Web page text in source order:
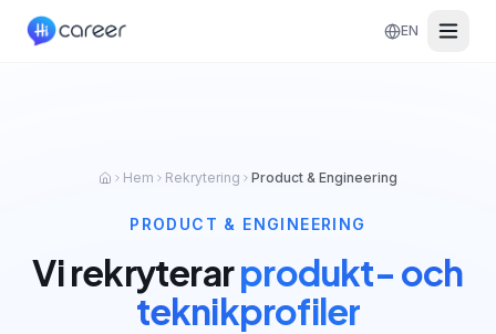
EN
Hem Rekrytering Product & Engineering
PRODUCT & ENGINEERING
Vi rekryterarprodukt- och
teknikprofiler